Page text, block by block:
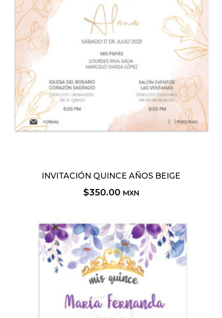
INVITACIÓN QUINCE AÑOS BEIGE
$350.00 MXN